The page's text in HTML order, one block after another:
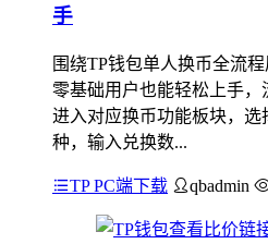
手
围绕TP钱包单人换币全流
零基础用户也能轻松上手，
进入对应换币功能板块，选
种，输入兑换数...
TP PC端下载 qbadmin